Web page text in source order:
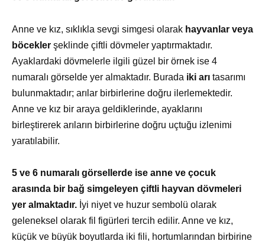
Anne ve kız, sıklıkla sevgi simgesi olarak hayvanlar veya
böcekler şeklinde çiftli dövmeler yaptırmaktadır.
Ayaklardaki dövmelerle ilgili güzel bir örnek ise 4
numaralı görselde yer almaktadır. Burada iki arı tasarımı
bulunmaktadır; arılar birbirlerine doğru ilerlemektedir.
Anne ve kız bir araya geldiklerinde, ayaklarını
birleştirerek arıların birbirlerine doğru uçtuğu izlenimi
yaratılabilir.
5 ve 6 numaralı görsellerde ise anne ve çocuk
arasında bir bağ simgeleyen çiftli hayvan dövmeleri
yer almaktadır. İyi niyet ve huzur sembolü olarak
geleneksel olarak fil figürleri tercih edilir. Anne ve kız,
küçük ve büyük boyutlarda iki fili, hortumlarından birbirine